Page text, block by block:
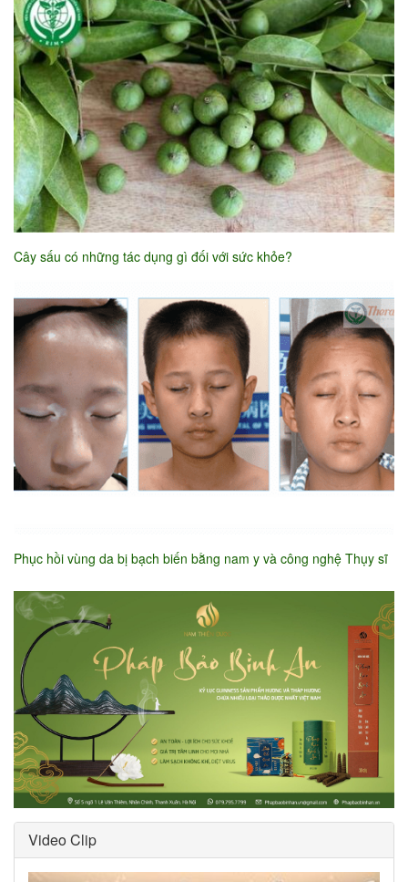
Cây sấu có những tác dụng gì đối với sức khỏe?
Phục hồi vùng da bị bạch biến bằng nam y và công nghệ Thụy sĩ
Video Clip